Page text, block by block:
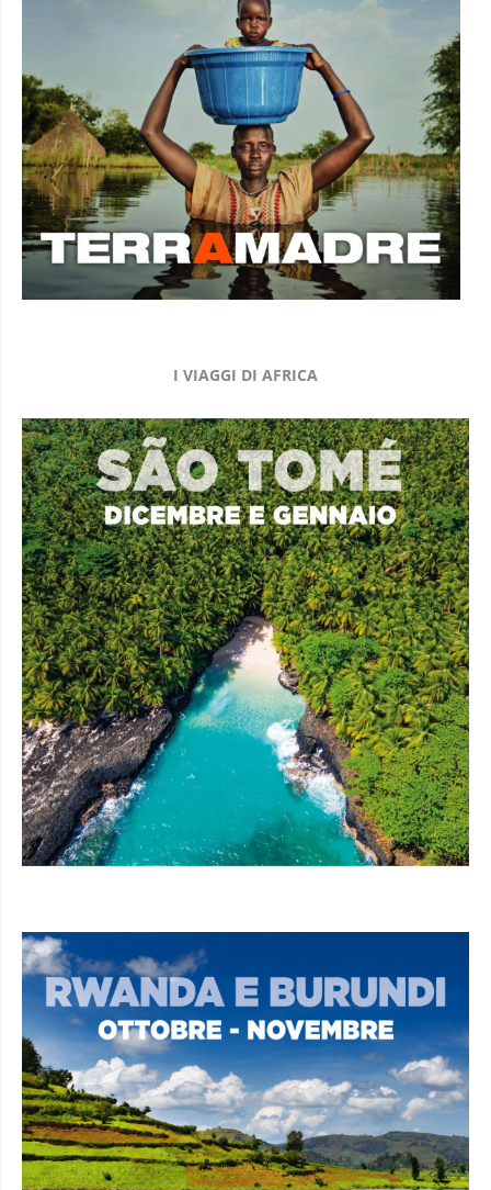
I VIAGGI DI AFRICA